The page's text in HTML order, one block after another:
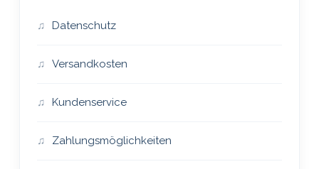
Datenschutz
Versandkosten
Kundenservice
Zahlungsmöglichkeiten